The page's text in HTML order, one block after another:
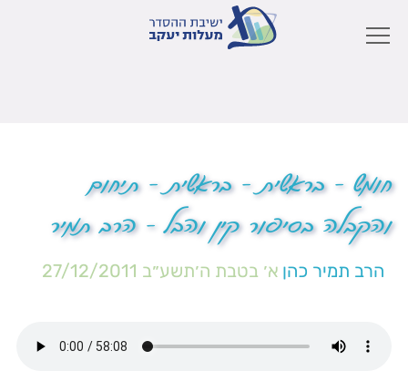
חומש – בראשית – בראשית – תיחום
והקבלה בסיפור קין והבל – הרב תמיר
הרב תמיר כהן א׳ בטבת ה׳תשע״ב 27/12/2011